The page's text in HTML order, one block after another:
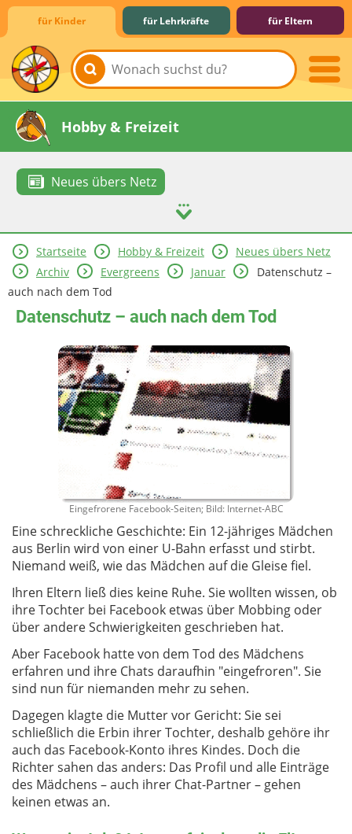
für Kinder für Lehrkräfte für Eltern
Lernen & Schule
Hobby & Freizeit
Neues übers Netz
Spiel & Spaß
Mitreden & Mitmachen
Startseite Hobby & Freizeit
Neues übers Netz
Archiv
Evergreens Januar
Datenschutz –
auch nach dem Tod
Datenschutz – auch nach dem Tod
Eingefrorene Facebook-Seiten; Bild: Internet-ABC
Eine schreckliche Geschichte: Ein 12-jähriges Mädchen
aus Berlin wird von einer U-Bahn erfasst und stirbt.
Niemand weiß, wie das Mädchen auf die Gleise fiel.
Ihren Eltern ließ dies keine Ruhe. Sie wollten wissen, ob
ihre Tochter bei Facebook etwas über Mobbing oder
über andere Schwierigkeiten geschrieben hat.
Aber Facebook hatte von dem Tod des Mädchens
erfahren und ihre Chats daraufhin "eingefroren". Sie
sind nun für niemanden mehr zu sehen.
Dagegen klagte die Mutter vor Gericht: Sie sei
schließlich die Erbin ihrer Tochter, deshalb gehöre ihr
auch das Facebook-Konto ihres Kindes. Doch die
Richter sahen das anders: Das Profil und alle Einträge
des Mädchens – auch ihrer Chat-Partner – gehen
keinen etwas an.